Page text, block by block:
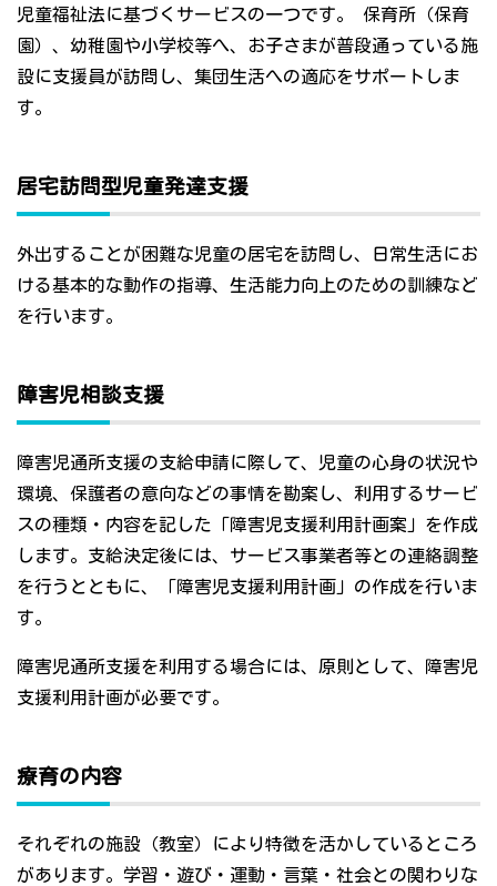
児童福祉法に基づくサービスの一つです。 保育所（保育
園）、幼稚園や小学校等へ、お子さまが普段通っている施
設に支援員が訪問し、集団生活への適応をサポートしま
す。
居宅訪問型児童発達支援
外出することが困難な児童の居宅を訪問し、日常生活にお
ける基本的な動作の指導、生活能力向上のための訓練など
を行います。
障害児相談支援
障害児通所支援の支給申請に際して、児童の心身の状況や
環境、保護者の意向などの事情を勘案し、利用するサービ
スの種類・内容を記した「障害児支援利用計画案」を作成
します。支給決定後には、サービス事業者等との連絡調整
を行うとともに、「障害児支援利用計画」の作成を行いま
す。
障害児通所支援を利用する場合には、原則として、障害児
支援利用計画が必要です。
療育の内容
それぞれの施設（教室）により特徴を活かしているところ
があります。学習・遊び・運動・言葉・社会との関わりな